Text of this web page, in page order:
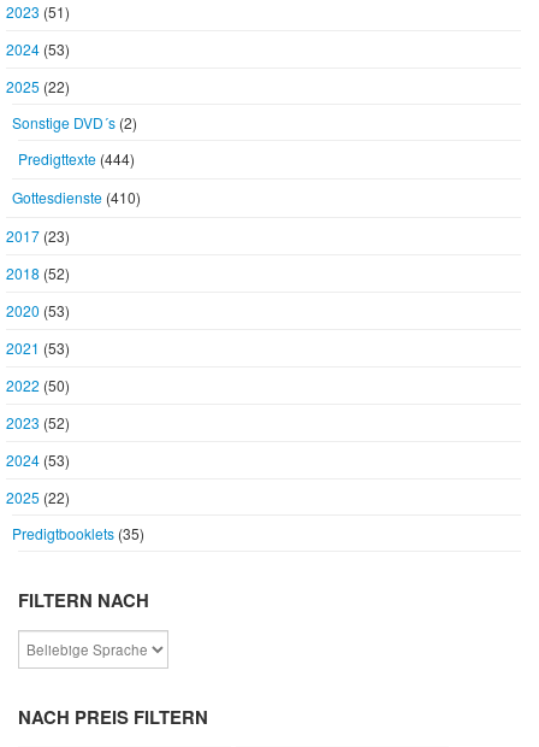
2023 (51)
2024 (53)
2025 (22)
Sonstige DVD´s (2)
Predigttexte (444)
Gottesdienste (410)
2017 (23)
2018 (52)
2020 (53)
2021 (53)
2022 (50)
2023 (52)
2024 (53)
2025 (22)
Predigtbooklets (35)
FILTERN NACH
NACH PREIS FILTERN